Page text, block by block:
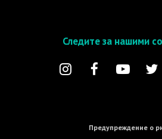
Следите за нашими
Предупреждение о